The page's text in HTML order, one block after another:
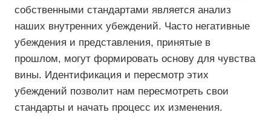
собственными стандартами является анализ
наших внутренних убеждений. Часто негативные
убеждения и представления, принятые в
прошлом, могут формировать основу для чувства
вины. Идентификация и пересмотр этих
убеждений позволит нам пересмотреть свои
стандарты и начать процесс их изменения.